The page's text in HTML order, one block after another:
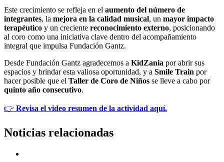
Este crecimiento se refleja en el aumento del número de
integrantes, la mejora en la calidad musical, un mayor impacto
terapéutico y un creciente reconocimiento externo, posicionando
al coro como una iniciativa clave dentro del acompañamiento
integral que impulsa Fundación Gantz.
Desde Fundación Gantz agradecemos a KidZania por abrir sus
espacios y brindar esta valiosa oportunidad, y a Smile Train por
hacer posible que el Taller de Coro de Niños se lleve a cabo por
quinto año consecutivo.
👉 Revisa el video resumen de la actividad aquí.
Noticias relacionadas